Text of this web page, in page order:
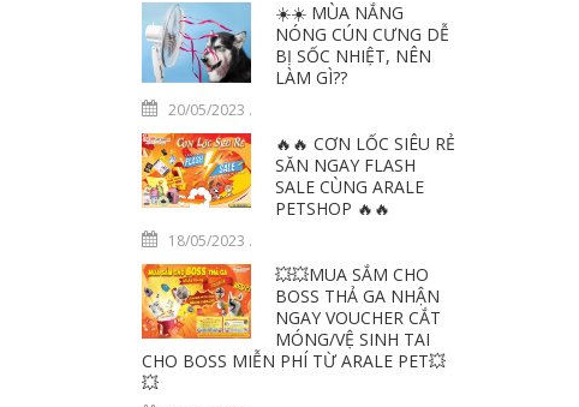
☀️☀️ MÙA NẮNG
NÓNG CÚN CƯNG DỄ
BỊ SỐC NHIỆT, NÊN
LÀM GÌ??
20/05/2023 .
🔥🔥 CƠN LỐC SIÊU RẺ
SĂN NGAY FLASH
SALE CÙNG ARALE
PETSHOP 🔥🔥
18/05/2023 .
💥💥MUA SẮM CHO
BOSS THẢ GA NHẬN
NGAY VOUCHER CẮT
MÓNG/VỆ SINH TAI
CHO BOSS MIỄN PHÍ TỪ ARALE PET💥
💥